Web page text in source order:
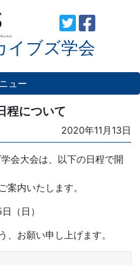
イブズ学会
ュー
程について
Posted
on
2020年11月13日
会大会は、以下の日程で開
案内いたします。
（日）
、お願い申し上げます。